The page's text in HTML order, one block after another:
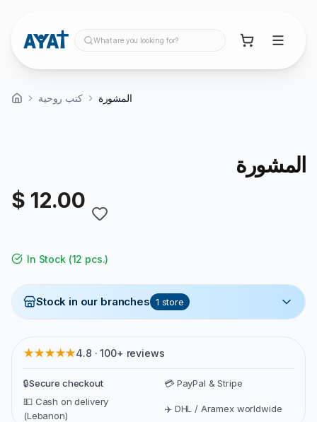
What are you looking for?
كتب روحية المشورة
المشورة
$ 12.00
In Stock(12 pcs.)
Stock in our branches 1 store
★★★★★4.8 · 100+ reviews
🔒Secure checkout
💳 PayPal & Stripe
💵 Cash on delivery
(Lebanon)
✈️ DHL / Aramex worldwide